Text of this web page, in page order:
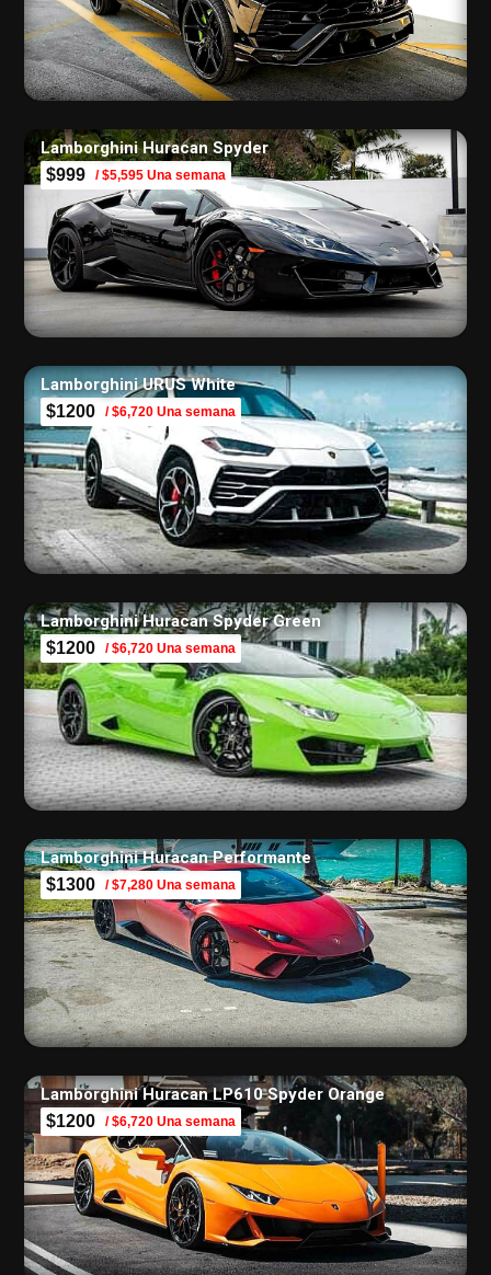
Lamborghini Huracan Spyder
$999 / $5,595 Una semana
Lamborghini URUS White
$1200 / $6,720 Una semana
Lamborghini Huracan Spyder Green
$1200 / $6,720 Una semana
Lamborghini Huracan Performante
$1300 / $7,280 Una semana
Lamborghini Huracan LP610 Spyder Orange
$1200 / $6,720 Una semana